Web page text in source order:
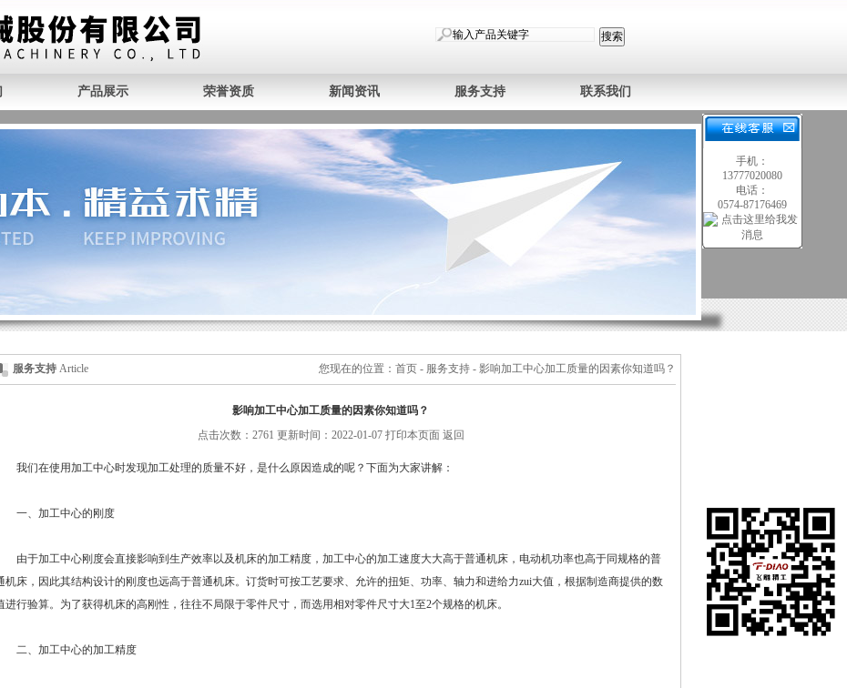
产品展示 荣誉资质 新闻资讯 服务支持 联系我们
服务支持 Article 您现在的位置： 首页 - 服务支持 - 影响加工中心加工质量的因素你知道吗？
影响加工中心加工质量的因素你知道吗？
点击次数：2761 更新时间：2022-01-07打印本页面 返回
我们在使用加工中心时发现加工处理的质量不好，是什么原因造成的呢？下面为大家讲解：
一、加工中心的刚度
由于加工中心刚度会直接影响到生产效率以及机床的加工精度，加工中心的加工速度大大高于普通机床，电动机功率也高于同规格的普
机床，因此其结构设计的刚度也远高于普通机床。订货时可按工艺要求、允许的扭矩、功率、轴力和进给力zui大值，根据制造商提供的数
进行验算。为了获得机床的高刚性，往往不局限于零件尺寸，而选用相对零件尺寸大1至2个规格的机床。
二、加工中心的加工精度
手机：
13777020080
电话：
0574-87176469